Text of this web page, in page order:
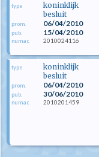
type
koninklijk
besluit
prom. 06/04/2010
pub. 15/04/2010
numac 2010024116
type
koninklijk
besluit
prom. 06/04/2010
pub. 30/06/2010
numac 2010201459